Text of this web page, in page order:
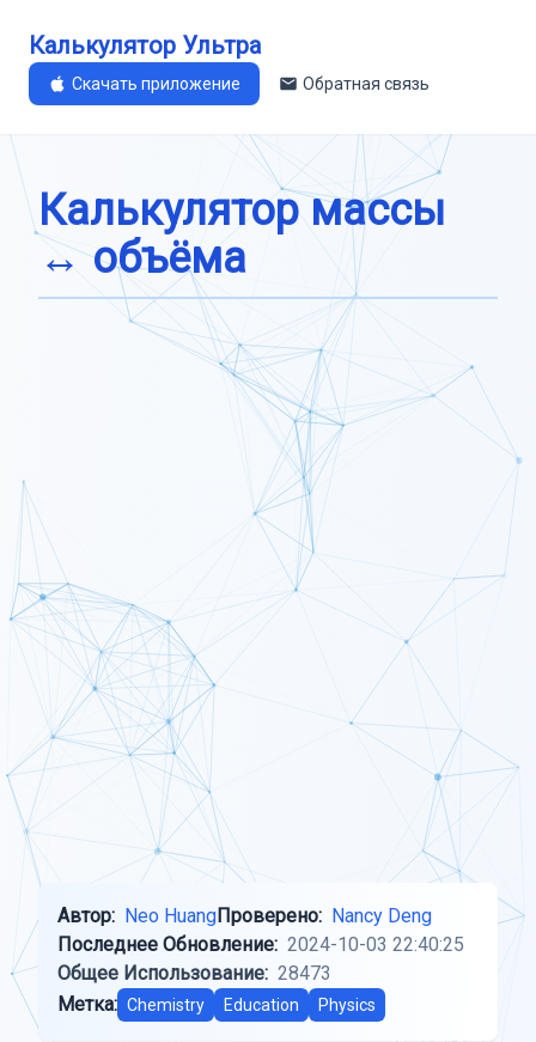
Калькулятор Ультра
Скачать приложение Обратная связь
Калькулятор массы
↔ объёма
Автор: Neo HuangПроверено: Nancy Deng
Последнее Обновление: 2024-10-03 22:40:25
Общее Использование: 28473
Метка: Chemistry Education Physics